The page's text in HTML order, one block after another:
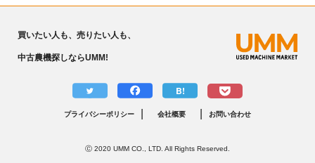
買いたい人も、売りたい人も、
中古農機探しならUMM!
B!
プライバシーポリシー 会社概要 お問い合わせ
Ⓒ 2020 UMM CO., LTD. All Rights Reserved.